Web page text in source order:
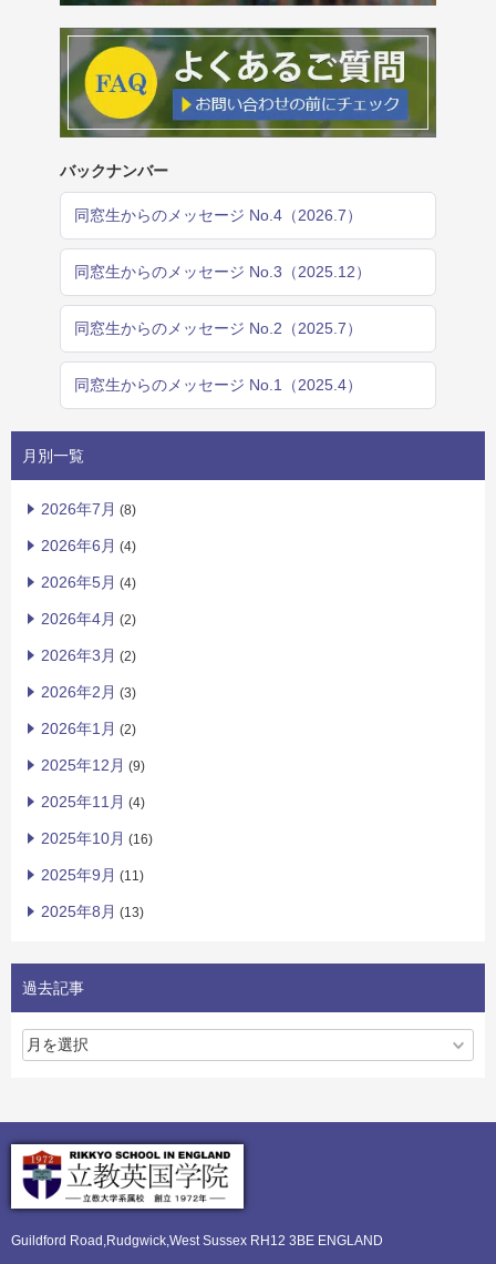
バックナンバー
同窓生からのメッセージ No.4（2026.7）
同窓生からのメッセージ No.3（2025.12）
同窓生からのメッセージ No.2（2025.7）
同窓生からのメッセージ No.1（2025.4）
月別一覧
2026年7月 (8)
2026年6月 (4)
2026年5月 (4)
2026年4月 (2)
2026年3月 (2)
2026年2月 (3)
2026年1月 (2)
2025年12月 (9)
2025年11月 (4)
2025年10月 (16)
2025年9月 (11)
2025年8月 (13)
過去記事
Guildford Road,Rudgwick,West Sussex RH12 3BE ENGLAND